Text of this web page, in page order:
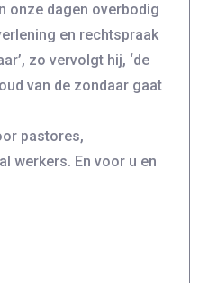
onze dagen overbodig
en rechtspraak
zo vervolgt hij, ‘de
van de zondaar gaat
pastores,
werkers. En voor u en